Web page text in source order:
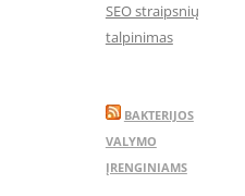
SEO straipsnių
talpinimas
BAKTERIJOS
VALYMO
ĮRENGINIAMS